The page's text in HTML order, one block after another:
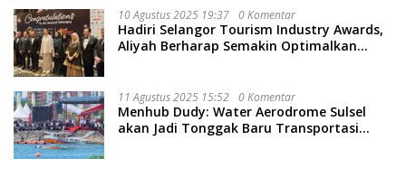
10 Agustus 2025 19:37 0 Komentar
Hadiri Selangor Tourism Industry Awards,
Aliyah Berharap Semakin Optimalkan
11 Agustus 2025 15:52 0 Komentar
Menhub Dudy: Water Aerodrome Sulsel
akan Jadi Tonggak Baru Transportasi